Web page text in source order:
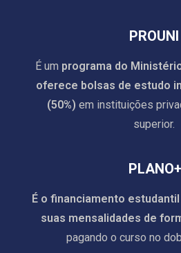
PROUNI
É um programa do
oferece bolsas de estudo
(50%) em instituições
superior.
PLANO+
É o financiamento
suas mensalidades de
pagando o curso no